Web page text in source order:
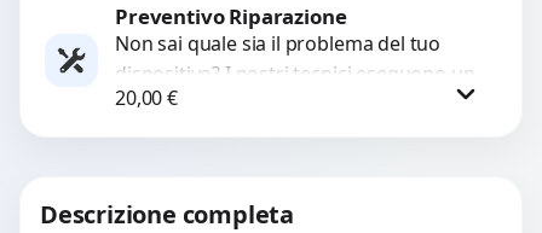
Richiedi Preventivo
WhatsApp
Preventivo Riparazione
Non sai quale sia il problema del tuo
dispositivo? I nostri tecnici eseguono un
check-up completo con strumenti
avanzati per...
20,00€
Descrizione completa